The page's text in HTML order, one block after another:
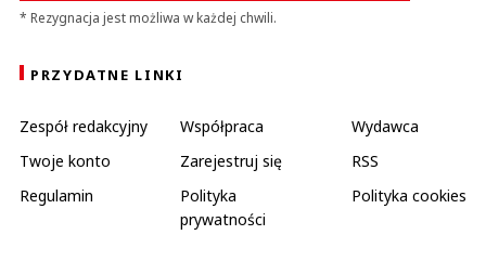
* Rezygnacja jest możliwa w każdej chwili.
PRZYDATNE LINKI
Zespół redakcyjny Współpraca
Wydawca
Twoje konto
Zarejestruj się
RSS
Regulamin
Polityka
prywatności
Polityka cookies